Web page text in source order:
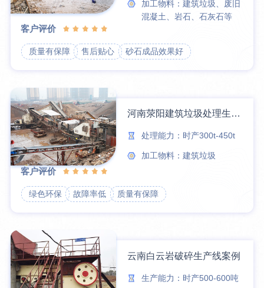
加工物料：建筑垃圾、废旧
混凝土、岩石、石灰石等
客户评价
质量有保障 售后贴心 砂石成品效果好
河南荥阳建筑垃圾处理生产线案例
处理能力：时产300t-450t
加工物料：建筑垃圾
客户评价
绿色环保 故障率低 质量有保障
云南白云岩破碎生产线案例
生产能力：时产500-600吨